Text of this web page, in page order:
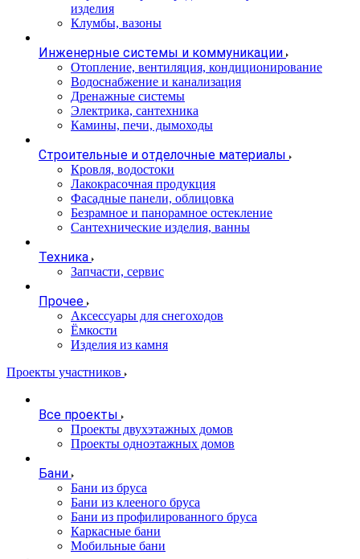
изделия
Клумбы, вазоны
Инженерные системы и коммуникации
Отопление, вентиляция, кондиционирование
Водоснабжение и канализация
Дренажные системы
Электрика, сантехника
Камины, печи, дымоходы
Строительные и отделочные материалы
Кровля, водостоки
Лакокрасочная продукция
Фасадные панели, облицовка
Безрамное и панорамное остекление
Сантехнические изделия, ванны
Техника
Запчасти, сервис
Прочее
Аксессуары для снегоходов
Ёмкости
Изделия из камня
Проекты участников
Все проекты
Проекты двухэтажных домов
Проекты одноэтажных домов
Бани
Бани из бруса
Бани из клееного бруса
Бани из профилированного бруса
Каркасные бани
Мобильные бани